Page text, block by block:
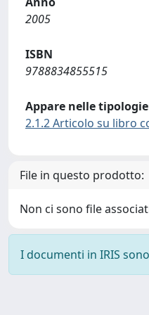
2005
ISBN
9788834855515
Appare nelle
2.1.2 Articolo su libro
File in questo prodotto:
Non ci sono file
I documenti in IRIS